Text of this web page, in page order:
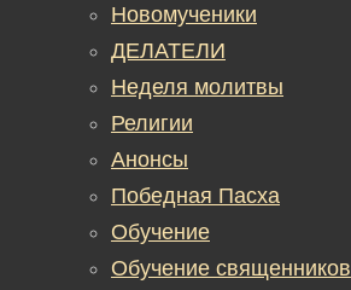
Новомученики
ДЕЛАТЕЛИ
Неделя молитвы
Религии
Анонсы
Победная Пасха
Обучение
Обучение священников